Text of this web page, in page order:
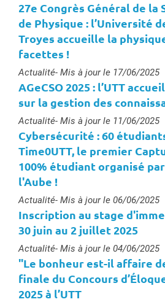
27e Congrès Général de la
de Physique : l’Université
Troyes accueille la
facettes !
Type :
Actualité- Mis à jour le 17/06/2025
AGeCSO 2025 : l’UTT
sur la gestion des
Type :
Actualité- Mis à jour le 11/06/2025
Cybersécurité : 60
Time0UTT, le premier
100% étudiant organisé
l'Aube !
Type :
Actualité- Mis à jour le 06/06/2025
Inscription au stage
30 juin au 2 juillet 2025
Type :
Actualité- Mis à jour le 04/06/2025
"Le bonheur est-il affaire
finale du Concours
2025 à l’UTT